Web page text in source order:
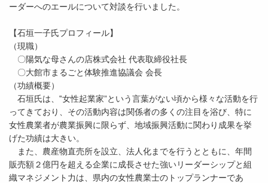
ーダーへのエールについて対談を行いました。
【石垣一子氏プロフィール】
（現職）
〇陽気な母さんの店株式会社 代表取締役社長
〇大館市まるごと体験推進協議会 会長
（功績概要）
石垣氏は、‟女性起業家”という言葉がない頃から様々な活動を行
ってきており、その活動内容は関係者の多くの注目を浴び、特に
女性農業者が農業振興に限らず、地域振興活動に関わり成果を挙
げた功績は大きい。
また、農産物直売所を設立、法人化までを行うとともに、年間
販売額２億円を超える企業に成長させた強いリーダーシップと組
織マネジメント力は、県内の女性農業士のトップランナーであ